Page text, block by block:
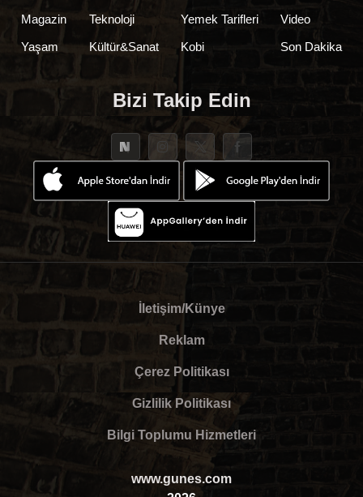
Magazin
Yaşam
Teknoloji
Kültür&Sanat
Yemek Tarifleri
Kobi
Video
Son Dakika
Bizi Takip Edin
İletişim/Künye
Reklam
Çerez Politikası
Gizlilik Politikası
Bilgi Toplumu Hizmetleri
www.gunes.com